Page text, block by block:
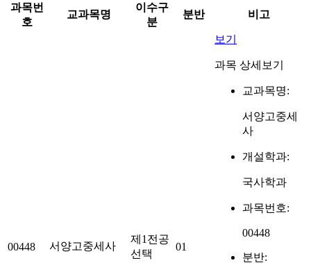
과목번
호
교과목명
이수구
분
분반 비고
00448 서양고중세사
제1전공
선택
01
보기
과목 상세보기
교과목명:
서양고중세
사
개설학과:
국사학과
과목번호:
00448
분반: